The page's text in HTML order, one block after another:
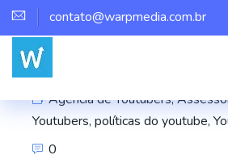
contato@warpmedia.com.br
Agência de Youtubers,
Youtubers, políticas do youtube,
0